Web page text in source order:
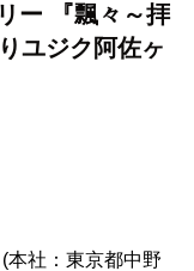
ー 『飄々～拝
ユジク阿佐ヶ
本社：東京都中野